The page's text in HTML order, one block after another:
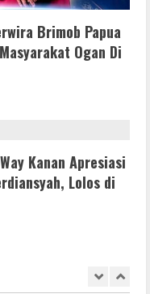
Brimob Papua
Ogan Di
Kanan Apresiasi
Lolos di
+ Portable Windows
Digital
Rune Release
exe [Full] x64